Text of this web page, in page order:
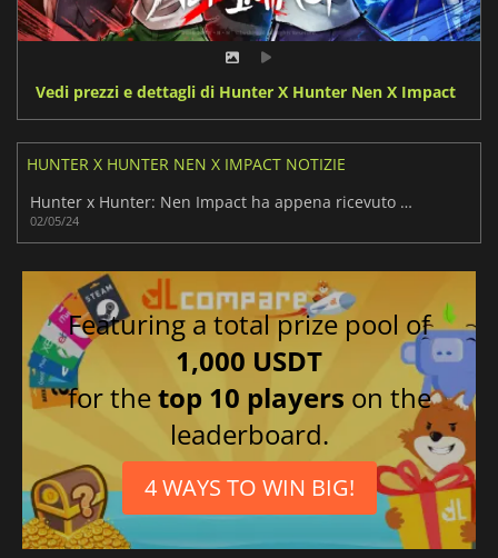
Vedi prezzi e dettagli di Hunter X Hunter Nen X Impact
HUNTER X HUNTER NEN X IMPACT NOTIZIE
Hunter x Hunter: Nen Impact ha appena ricevuto un nuovo trailer
02/05/24
Featuring a total prize pool of
1,000 USDT
for thetop 10 players on the
leaderboard.
4 WAYS TO WIN BIG!